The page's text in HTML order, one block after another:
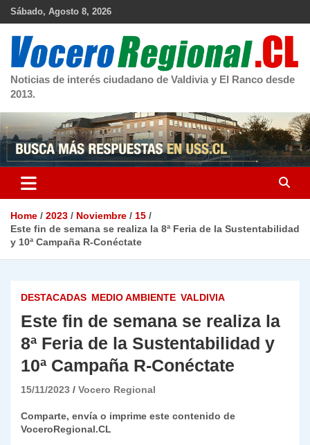
Skip
Sábado, Agosto 8, 2026
Noticias de interés ciudadano de Valdivia y El Ranco desde
2013.
Home 2023 Noviembre
15
Este fin de semana se realiza la 8ª Feria de la Sustentabilidad
y 10ª Campaña R-Conéctate
DESTACADAS MEDIO AMBIENTE VALDIVIA
Este fin de semana se realiza la
8ª Feria de la Sustentabilidad y
10ª Campaña R-Conéctate
15/11/2023 Vocero Regional
Comparte, envía o imprime este contenido de
VoceroRegional.CL